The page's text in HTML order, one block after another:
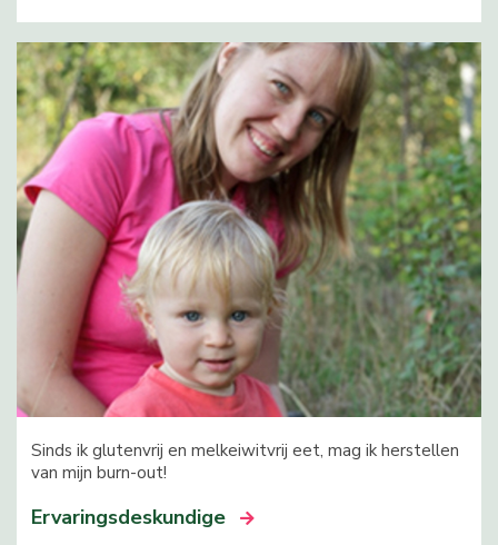
Sinds ik glutenvrij en melkeiwitvrij eet, mag ik herstellen
van mijn burn-out!
Ervaringsdeskundige